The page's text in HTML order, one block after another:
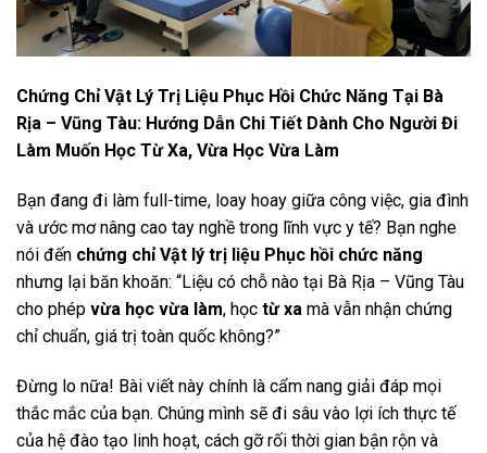
Chứng Chỉ Vật Lý Trị Liệu Phục Hồi Chức Năng Tại Bà
Rịa – Vũng Tàu: Hướng Dẫn Chi Tiết Dành Cho Người Đi
Làm Muốn Học Từ Xa, Vừa Học Vừa Làm
Bạn đang đi làm full-time, loay hoay giữa công việc, gia đình
và ước mơ nâng cao tay nghề trong lĩnh vực y tế? Bạn nghe
nói đến chứng chỉ Vật lý trị liệu Phục hồi chức năng
nhưng lại băn khoăn: “Liệu có chỗ nào tại Bà Rịa – Vũng Tàu
cho phép vừa học vừa làm, học từ xa mà vẫn nhận chứng
chỉ chuẩn, giá trị toàn quốc không?”
Đừng lo nữa! Bài viết này chính là cẩm nang giải đáp mọi
thắc mắc của bạn. Chúng mình sẽ đi sâu vào lợi ích thực tế
của hệ đào tạo linh hoạt, cách gỡ rối thời gian bận rộn và